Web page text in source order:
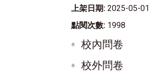
上架日期: 2025-05-01
點閱次數: 1998
校內問卷
校外問卷